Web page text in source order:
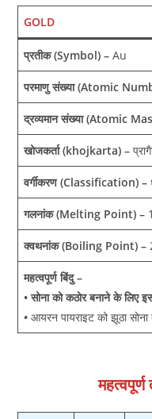
GOLD
प्रतीक (Symbol) –Au
परमाणु संख्या (Atomic
द्रव्यमान संख्या (Atomic
खोजकर्ता (khojkarta) –
वर्गीकरण (Classification) –
गलनांक (Melting Point) –
क्वथनांक (Boiling Point) –
महत्वपूर्ण बिंदु –
• सोना को कठोर बनाने के लिए
• आयरन पायराइट को झूठा
महत्‍वपूर्ण